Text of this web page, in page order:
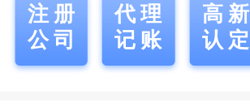
注册
公司
代理
记账
高新
认定